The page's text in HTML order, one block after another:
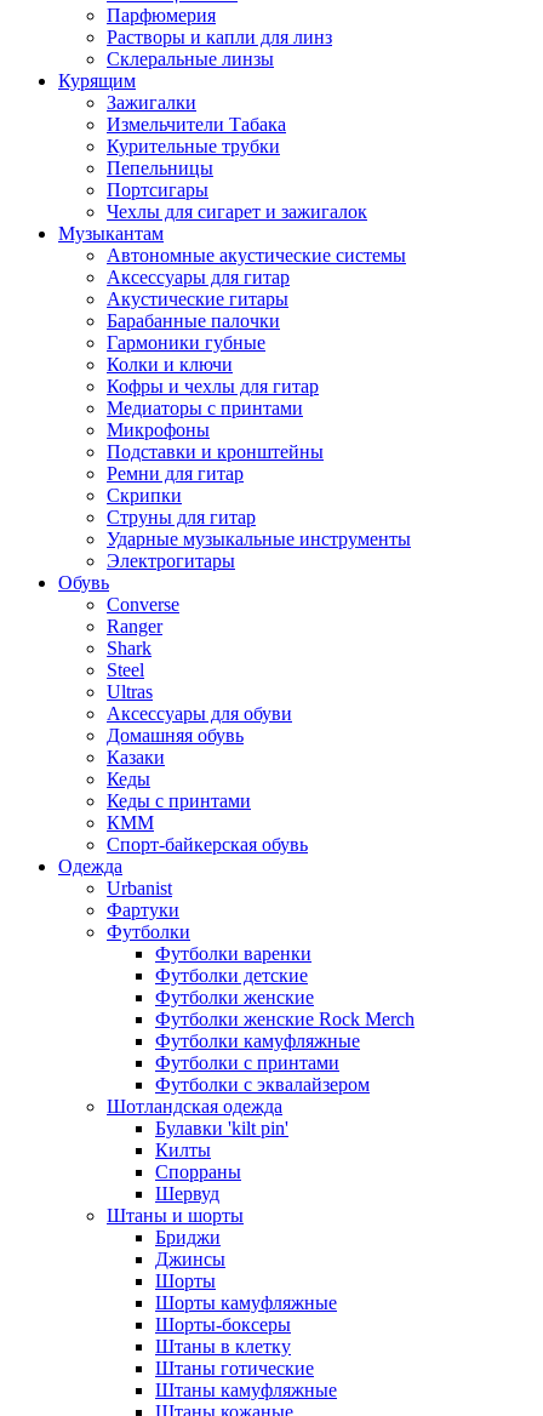
Парфюмерия
Растворы и капли для линз
Склеральные линзы
Курящим
Зажигалки
Измельчители Табака
Курительные трубки
Пепельницы
Портсигары
Чехлы для сигарет и зажигалок
Музыкантам
Автономные акустические системы
Аксессуары для гитар
Акустические гитары
Барабанные палочки
Гармоники губные
Колки и ключи
Кофры и чехлы для гитар
Медиаторы с принтами
Микрофоны
Подставки и кронштейны
Ремни для гитар
Скрипки
Струны для гитар
Ударные музыкальные инструменты
Электрогитары
Обувь
Converse
Ranger
Shark
Steel
Ultras
Аксессуары для обуви
Домашняя обувь
Казаки
Кеды
Кеды с принтами
КММ
Спорт-байкерская обувь
Одежда
Urbanist
Фартуки
Футболки
Футболки варенки
Футболки детские
Футболки женские
Футболки женские Rock Merch
Футболки камуфляжные
Футболки с принтами
Футболки с эквалайзером
Шотландская одежда
Булавки 'kilt pin'
Килты
Спорраны
Шервуд
Штаны и шорты
Бриджи
Джинсы
Шорты
Шорты камуфляжные
Шорты-боксеры
Штаны в клетку
Штаны готические
Штаны камуфляжные
Штаны кожаные